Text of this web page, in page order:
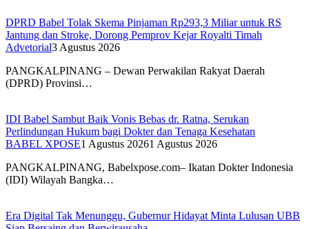
DPRD Babel Tolak Skema Pinjaman Rp293,3 Miliar untuk RS
Jantung dan Stroke, Dorong Pemprov Kejar Royalti Timah
Advetorial3 Agustus 2026
PANGKALPINANG – Dewan Perwakilan Rakyat Daerah
(DPRD) Provinsi…
IDI Babel Sambut Baik Vonis Bebas dr. Ratna, Serukan
Perlindungan Hukum bagi Dokter dan Tenaga Kesehatan
BABEL XPOSE1 Agustus 20261 Agustus 2026
PANGKALPINANG, Babelxpose.com– Ikatan Dokter Indonesia
(IDI) Wilayah Bangka…
Era Digital Tak Menunggu, Gubernur Hidayat Minta Lulusan UBB